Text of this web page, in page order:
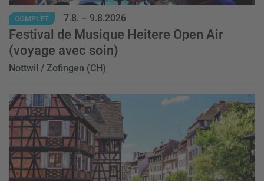
COMPLET 7.8. – 9.8.2026
Festival de Musique Heitere Open Air
(voyage avec soin)
Nottwil / Zofingen (CH)
Event